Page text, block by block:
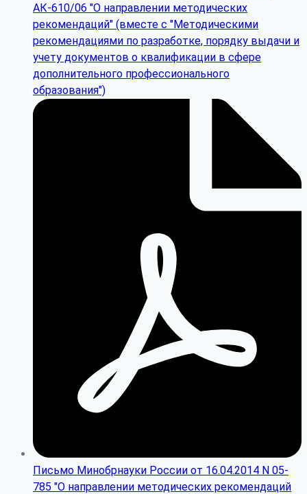
АК-610/06 "О направлении методических
рекомендаций" (вместе с "Методическими
рекомендациями по разработке, порядку выдачи и
учету документов о квалификации в сфере
дополнительного профессионального
образования")
Письмо Минобрнауки России от 16.04.2014 N 05-
785 "О направлении методических рекомендаций